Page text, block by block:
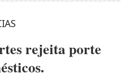
rejeita porte